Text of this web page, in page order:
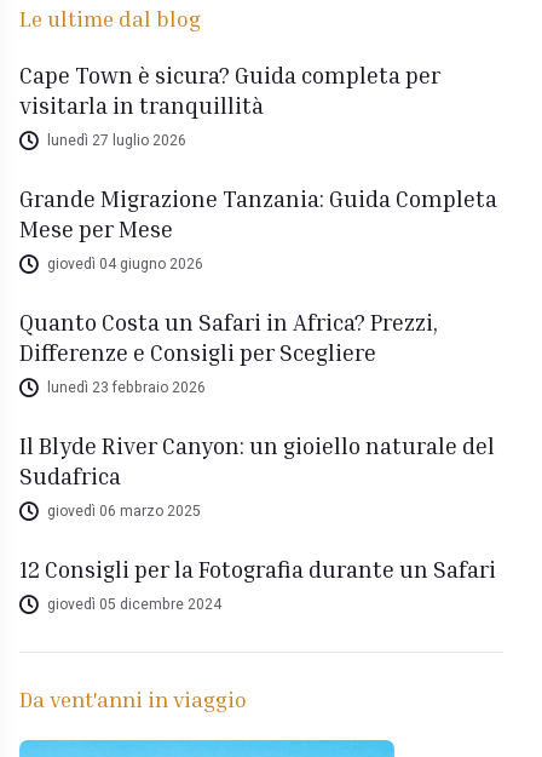
Le ultime dal blog
Cape Town è sicura? Guida completa per
visitarla in tranquillità
lunedì 27 luglio 2026
Grande Migrazione Tanzania: Guida Completa
Mese per Mese
giovedì 04 giugno 2026
Quanto Costa un Safari in Africa? Prezzi,
Differenze e Consigli per Scegliere
lunedì 23 febbraio 2026
Il Blyde River Canyon: un gioiello naturale del
Sudafrica
giovedì 06 marzo 2025
12 Consigli per la Fotografia durante un Safari
giovedì 05 dicembre 2024
Da vent'anni in viaggio